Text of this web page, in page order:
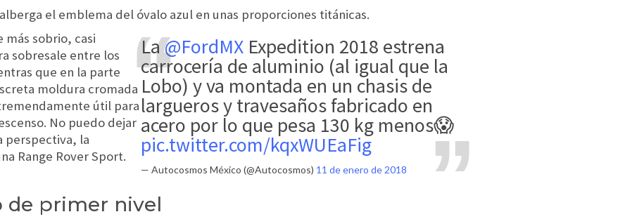
el emblema del óvalo azul en unas proporciones titánicas.
La@FordMX Expedition 2018 estrena
carrocería de aluminio (al igual que la
Lobo) y va montada en un chasis de
largueros y travesaños fabricado en
acero por lo que pesa 130 kg menos😱
pic.twitter.com/kqxWUEaFig
— Autocosmos México (@Autocosmos) 11 de enero de 2018
más sobrio, casi
sobresale entre los
que en la parte
moldura cromada
útil para
No puedo dejar
perspectiva, la
Range Rover Sport.
de primer nivel